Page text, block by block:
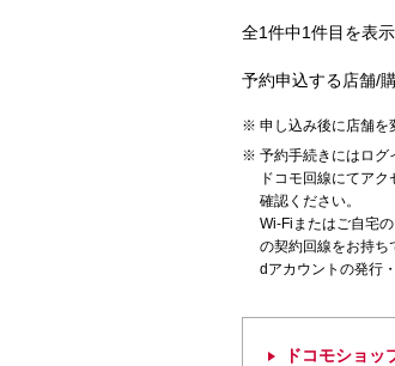
全1件中1件目を表
予約申込する店舗/
申し込み後に店舗を
予約手続きにはログ
ドコモ回線にてア
確認ください。
Wi-Fiまたはご自宅
の契約回線をお持ち
dアカウントの発行
ドコモショッ